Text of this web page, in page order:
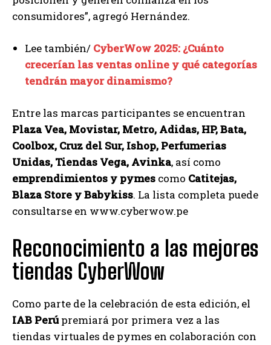
consumidores”, agregó Hernández.
Lee también/ CyberWow 2025: ¿Cuánto
crecerían las ventas online y qué categorías
tendrán mayor dinamismo?
Entre las marcas participantes se encuentran
Plaza Vea, Movistar, Metro, Adidas, HP, Bata,
Coolbox, Cruz del Sur, Ishop, Perfumerias
Unidas, Tiendas Vega, Avinka, así como
emprendimientos y pymes como Catitejas,
Blaza Store yBabykiss. La lista completa puede
consultarse en www.cyberwow.pe
Reconocimiento a las mejores
tiendas CyberWow
Como parte de la celebración de esta edición, el
IAB Perúpremiará por primera vez a las
tiendas virtuales de pymes en colaboración con